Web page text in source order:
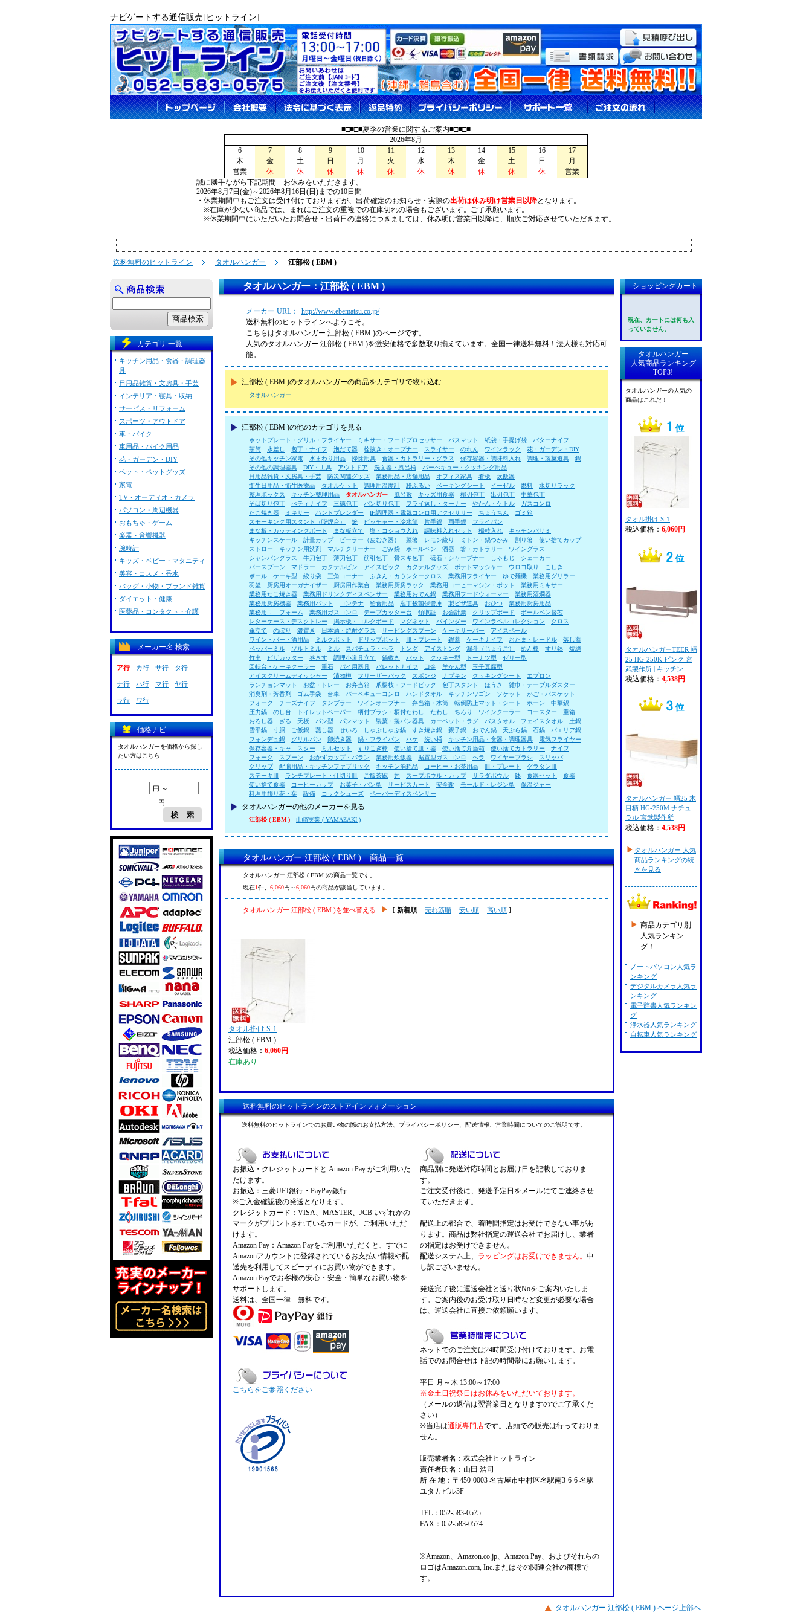
ナビゲートする通信販売[ヒットライン]
■□■□■夏季の営業に関するご案内■□■□■
2026年8月
6
7 8 9 10 11 12 13 14 15 16
17
木
金 土 日 月 火 水 木 金 土 日
月
営業
休 休 休 休 休 休 休 休 休 休
営業
誠に勝手ながら下記期間 お休みをいただきます。
2026年8月7日(金)～2026年8月16日(日)までの10日間
・休業期間中もご注文は受け付けておりますが、出荷確定のお知らせ・実際の出荷は休み明け営業日以降となります。
※在庫が少ない商品では、まれにご注文の重複での在庫切れの場合もございます。ご了承願います。
※休業期間中にいただいたお問合せ・出荷日の連絡につきましては、休み明け営業日以降に、順次ご対応させていただきます。
送料無料のヒットライン タオルハンガー 江部松 ( EBM )
タオルハンガー：江部松 ( EBM )
メーカー URL：
http://www.ebematsu.co.jp/
送料無料のヒットラインへようこそ。
こちらはタオルハンガー 江部松 ( EBM )のページです。
人気のタオルハンガー 江部松 ( EBM )を激安価格で多数取り揃えています。全国一律送料無料！法人様も対応可
能。
江部松 ( EBM )のタオルハンガーの商品をカテゴリで絞り込む
タオルハンガー
江部松 ( EBM )の他のカテゴリを見る
ホットプレート・グリル・フライヤー ミキサー・フードプロセッサー バスマット 紙袋・手提げ袋
バターナイフ
茶筒
水差し 包丁・ナイフ 泡だて器 栓抜き・オープナー スライサー のれん ワインラック
花・ガーデン・DIY
その他キッチン家電
水まわり用品 掃除用具 食器・カトラリー・グラス 保存容器・調味料入れ 調理・製菓道具
鍋
その他の調理器具
DIY・工具 アウトドア 洗面器・風呂桶
バーべキュー・クッキング用品
日用品雑貨・文房具・手芸
防災関連グッズ 業務用品・店舗用品 オフィス家具 看板
炊飯器
衛生日用品・衛生医療品
タオルケット 調理用温度計 粉ふるい ベーキングシート イーゼル 燃料
水切りラック
整理ボックス
キッチン整理用品 タオルハンガー 風呂敷 キッズ用食器 柳刃包丁 出刃包丁
中華包丁
そば切り包丁
ぺティナイフ 三徳包丁 パン切り包丁 フライ返し・ターナー やかん・ケトル
ガスコンロ
たこ焼き器
ミキサー ハンドブレンダー IH調理器・電気コンロ用アクセサリー ちょうちん
ゴミ箱
スモーキング用スタンド（喫煙台）
箸 ピッチャー・冷水筒 片手鍋 両手鍋
フライパン
まな板・カッティングボード
まな板立て 塩・コショウ入れ 調味料入れセット 楊枝入れ
キッチンバサミ
キッチンスケール
計量カップ ピーラー（皮むき器） 菜箸 レモン絞り ミトン・鍋つかみ 割り箸
使い捨てカップ
ストロー
キッチン用洗剤 マルチクリーナー ごみ袋 ボールペン 酒器 箸・カトラリー
ワイングラス
シャンパングラス
牛刀包丁 薄刃包丁 筋引包丁 骨スキ包丁 砥石・シャープナー しゃもじ
シェーカー
バースプーン
マドラー カクテルピン アイスピック カクテルグッズ ポテトマッシャー ウロコ取り
こしき
ボール
ケーキ型 絞り袋 三角コーナー ふきん・カウンタークロス 業務用フライヤー ゆで麺機
業務用グリラー
羽釜
厨房用オーガナイザー 厨房用作業台 業務用厨房ラック 業務用コーヒーマシン・ポット
業務用ミキサー
業務用たこ焼き器
業務用ドリンクディスペンサー 業務用おでん鍋 業務用フードウォーマー
業務用酒燗器
業務用厨房機器
業務用バット コンテナ 給食用品 庖丁殺菌保管庫 製ピザ道具 おひつ
業務用厨房用品
業務用ユニフォーム
業務用ガスコンロ テープカッター台 領収証 お会計票 クリップボード
ボールペン替芯
レターケース・デスクトレー
掲示板・コルクボード マグネット バインダー ワインラベルコレクション
クロス
傘立て
のぼり 箸置き 日本酒・焼酎グラス サービングスプーン ケーキサーバー
アイスペール
ワイン・バー・酒用品
ミルクポット ドリップポット 皿・プレート 鍋蓋 ケーキナイフ おたま・レードル
落し蓋
ペッパーミル
ソルトミル ミル スパチュラ・ヘラ トング アイストング 漏斗（じょうご） めん棒 すり鉢
焼網
竹串
ピザカッター 巻きす 調理小道具立て 鍋敷き バット クッキー型 ドーナツ型
ゼリー型
回転台・ケーキクーラー
重石 パイ用器具 パレットナイフ 口金 羊かん型
玉子豆腐型
アイスクリームディッシャー
漬物樽 フリーザーバック スポンジ ナプキン クッキングシート
エプロン
ランチョンマット
お盆・トレー お弁当箱 爪楊枝・フードピック 包丁スタンド ほうき
雑巾・テーブルダスター
消臭剤・芳香剤
ゴム手袋 台車 バーベキューコンロ ハンドタオル キッチンワゴン ソケット
かご・バスケット
フォーク
チーズナイフ タンブラー ワインオープナー 弁当箱・水筒 転倒防止マット・シート ホーン
中華鍋
圧力鍋
のし台 トイレットペーパー 柄付ブラシ・柄付たわし たわし ちろり ワインクーラー コースター
重箱
おろし器
ざる 天板 パン型 パンマット 製菓・製パン器具 カーペット・ラグ バスタオル フェイスタオル
土鍋
雪平鍋
寸胴 ご飯鍋 蒸し器 せいろ しゃぶしゃぶ鍋 すき焼き鍋 親子鍋 おでん鍋 天ぷら鍋 石鍋
パエリア鍋
フォンデュ鍋
グリルパン 卵焼き器 鍋・フライパン ハケ 洗い桶 キッチン用品・食器・調理器具
電気フライヤー
保存容器・キャニスター
ミルセット すりこぎ棒 使い捨て皿・器 使い捨て弁当箱 使い捨てカトラリー
ナイフ
フォーク
スプーン おかずカップ・バラン 業務用炊飯器 据置型ガスコンロ ヘラ ワイヤーブラシ
スリッパ
クリップ
配膳用品・キッチンファブリック キッチン消耗品 コーヒー・お茶用品 皿・プレート
グラタン皿
ステーキ皿
ランチプレート・仕切り皿 ご飯茶碗 丼 スープボウル・カップ サラダボウル 鉢 食器セット
食器
使い捨て食器
コーヒーカップ お菓子・パン型 サービスカート 安全靴 モールド・レジン型
保温ジャー
料理用飾り花・葉
設備 コックシューズ ペーパーディスペンサー
タオルハンガーの他のメーカーを見る
江部松 ( EBM ) 山崎実業 ( YAMAZAKI )
タオルハンガー 江部松 ( EBM ) 商品一覧
タオルハンガー 江部松 ( EBM )の商品一覧です。
現在1件、 6,060円～6,060円の商品が該当しています。
タオルハンガー 江部松 ( EBM )を並べ替える [ 新着順 売れ筋順 安い順 高い順 ]
タオル掛け S-1
江部松 ( EBM )
税込価格： 6,060円
在庫あり
送料無料のヒットラインのストアインフォメーション
送料無料のヒットラインでのお買い物の際のお支払方法、プライバシーポリシー、配送情報、営業時間についてのご説明です。
お振込・クレジットカードと Amazon Pay がご利用いた
だけます。
お振込：三菱UFJ銀行・PayPay銀行
※ご入金確認後の発送となります。
クレジットカード：VISA、MASTER、JCB いずれかの
マークがプリントされているカードが、ご利用いただ
けます。
Amazon Pay：Amazon Payをご利用いただくと、すでに
Amazonアカウントに登録されているお支払い情報や配
送先を利用してスピーディにお買い物ができます。
Amazon Payでお客様の安心・安全・簡単なお買い物を
サポートします。
送料は、全国一律 無料です。
こちらをご参照ください
商品別に発送対応時間とお届け日を記載しておりま
す。
ご注文受付後に、発送予定日をメールにてご連絡させ
ていただきます。
配送上の都合で、着時間指定はお受けできない事があ
ります。商品は弊社指定の運送会社でお届けし、業者
の指定はお受けできません。
配送システム上、
ラッピングはお受けできません。 申
し訳ございません。
発送完了後に運送会社と送り状Noをご案内いたしま
す。ご案内後のお受け取り日時など変更が必要な場合
は、運送会社に直接ご依頼願います。
ネットでのご注文は24時間受け付けております。お電
話でのお問合せは下記の時間帯にお願いします。
平日 月～木 13:00～17:00
※金土日祝祭日はお休みをいただいております。
（メールの返信は翌営業日となりますのでご了承くだ
さい）
※当店は通販専門店です。店頭での販売は行っておりま
せん。
販売業者名：株式会社ヒットライン
責任者氏名：山田 浩司
所 在 地：〒450-0003 名古屋市中村区名駅南3-6-6 名駅
ユタカビル3F
TEL：052-583-0575
FAX：052-583-0574
※Amazon、Amazon.co.jp、Amazon Pay、およびそれらの
ロゴはAmazon.com, Inc.またはその関連会社の商標で
す。
カテゴリ 一覧
キッチン用品・食器・調理器
具
日用品雑貨・文房具・手芸
インテリア・寝具・収納
サービス・リフォーム
スポーツ・アウトドア
車・バイク
車用品・バイク用品
花・ガーデン・DIY
ペット・ペットグッズ
家電
TV・オーディオ・カメラ
パソコン・周辺機器
おもちゃ・ゲーム
楽器・音響機器
腕時計
キッズ・ベビー・マタニティ
美容・コスメ・香水
バッグ・小物・ブランド雑貨
ダイエット・健康
医薬品・コンタクト・介護
メーカー名 検索
ア行 カ行 サ行 タ行
ナ行 ハ行 マ行 ヤ行
ラ行 ワ行
価格ナビ
タオルハンガーを価格から探し
たい方はこちら
円 ～
円
ショッピングカート
現在、カートには何も入
っていません。
タオルハンガー
人気商品ランキング
TOP3!
タオルハンガーの人気の
商品はこれだ！
タオル掛け S-1
税込価格： 6,060円
タオルハンガーTEER 幅
25 HG-250K ピンク 宮
武製作所 | キッチン
税込価格： 4,538円
タオルハンガー 幅25 木
目柄 HG-250M ナチュ
ラル 宮武製作所
税込価格： 4,538円
タオルハンガー 人気
商品ランキングの続
きを見る
商品カテゴリ別
人気ランキン
グ！
ノートパソコン人気ラ
ンキング
デジタルカメラ人気ラ
ンキング
電子辞書人気ランキン
グ
浄水器人気ランキング
自転車人気ランキング
タオルハンガー 江部松 ( EBM ) ページ上部へ